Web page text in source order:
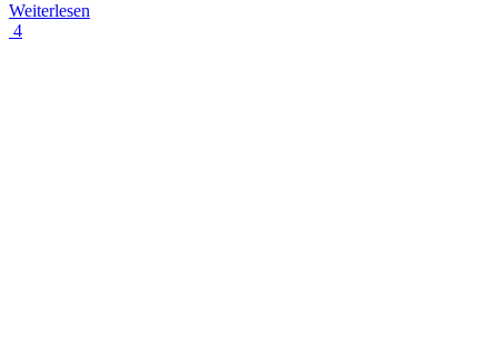
Weiterlesen
4